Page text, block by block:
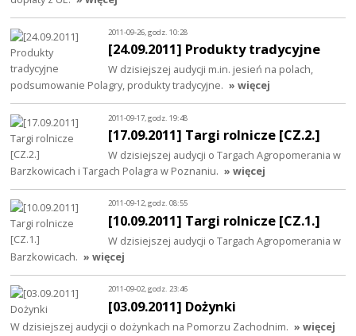
2011-09-26, godz. 10:28
[24.09.2011] Produkty tradycyjne
W dzisiejszej audycji m.in. jesień na polach,
podsumowanie Polagry, produkty tradycyjne. » więcej
2011-09-17, godz. 19:48
[17.09.2011] Targi rolnicze [CZ.2.]
W dzisiejszej audycji o Targach Agropomerania w
Barzkowicach i Targach Polagra w Poznaniu. » więcej
2011-09-12, godz. 08:55
[10.09.2011] Targi rolnicze [CZ.1.]
W dzisiejszej audycji o Targach Agropomerania w
Barzkowicach. » więcej
2011-09-02, godz. 23:46
[03.09.2011] Dożynki
W dzisiejszej audycji o dożynkach na Pomorzu Zachodnim. » więcej